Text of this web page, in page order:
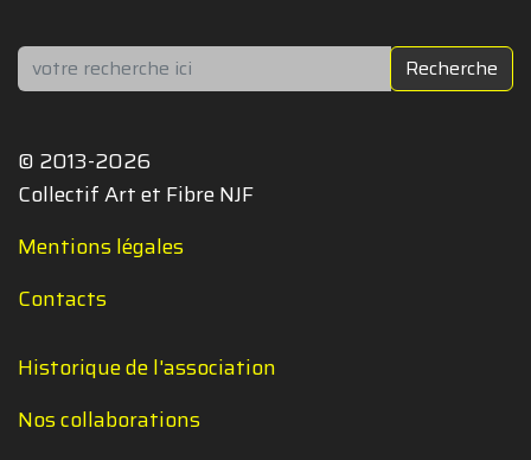
Rechercher Recherche
© 2013-2026
Collectif Art et Fibre NJF
Mentions légales
Contacts
Historique de l'association
Nos collaborations